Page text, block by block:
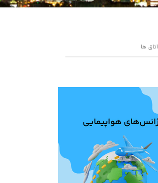
اتاق ها